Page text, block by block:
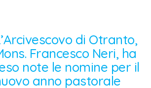
di Otranto,
Francesco Neri, ha
note le nomine per il
anno pastorale